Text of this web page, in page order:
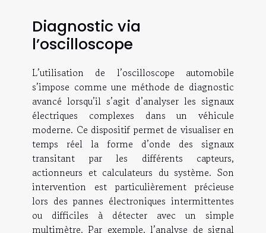
Diagnostic via
l’oscilloscope
L’utilisation de l’oscilloscope automobile
s’impose comme une méthode de diagnostic
avancé lorsqu’il s’agit d’analyser les signaux
électriques complexes dans un véhicule
moderne. Ce dispositif permet de visualiser en
temps réel la forme d’onde des signaux
transitant par les différents capteurs,
actionneurs et calculateurs du système. Son
intervention est particulièrement précieuse
lors des pannes électroniques intermittentes
ou difficiles à détecter avec un simple
multimètre. Par exemple, l’analyse de signal